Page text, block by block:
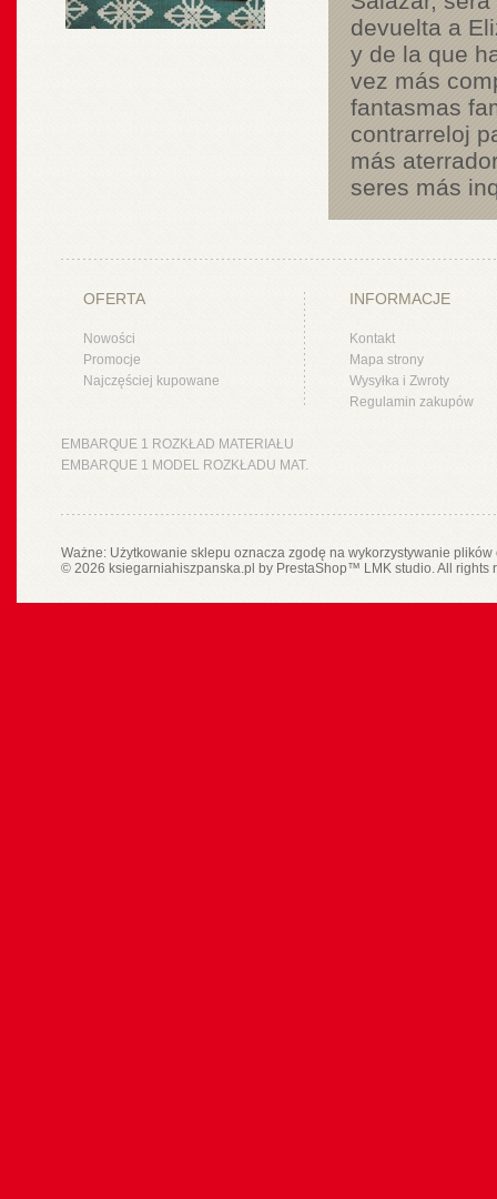
devuelta a
y de la que
vez más
fantasmas
contrarreloj
más
seres más
OFERTA
Nowości
Promocje
Najczęściej kupowane
INFORMACJE
Kontakt
Mapa strony
Wysyłka i Zwroty
Regulamin zakupów
EMBARQUE 1 ROZKŁAD MATERIAŁU
EMBARQUE 1 MODEL ROZKŁADU MAT.
Ważne: Użytkowanie sklepu oznacza zgodę na wykorzystywanie
© 2026 ksiegarniahiszpanska.pl by PrestaShop™ LMK studio. All rights